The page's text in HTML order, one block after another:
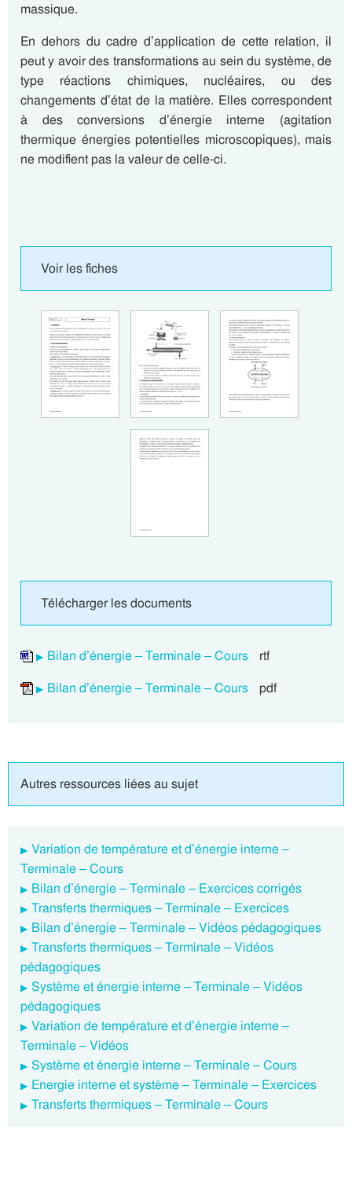
massique.
En dehors du cadre d’application de cette relation, il
peut y avoir des transformations au sein du système, de
type réactions chimiques, nucléaires, ou des
changements d’état de la matière. Elles correspondent
à des conversions d’énergie interne (agitation
thermique énergies potentielles microscopiques), mais
ne modifient pas la valeur de celle-ci.
Voir les fiches
Télécharger les documents
Bilan d’énergie – Terminale – Cours rtf
Bilan d’énergie – Terminale – Cours pdf
Autres ressources liées au sujet
Variation de température et d’énergie interne –
Terminale – Cours
Bilan d’énergie – Terminale – Exercices corrigés
Transferts thermiques – Terminale – Exercices
Bilan d’énergie – Terminale – Vidéos pédagogiques
Transferts thermiques – Terminale – Vidéos
pédagogiques
Système et énergie interne – Terminale – Vidéos
pédagogiques
Variation de température et d’énergie interne –
Terminale – Vidéos
Système et énergie interne – Terminale – Cours
Energie interne et système – Terminale – Exercices
Transferts thermiques – Terminale – Cours